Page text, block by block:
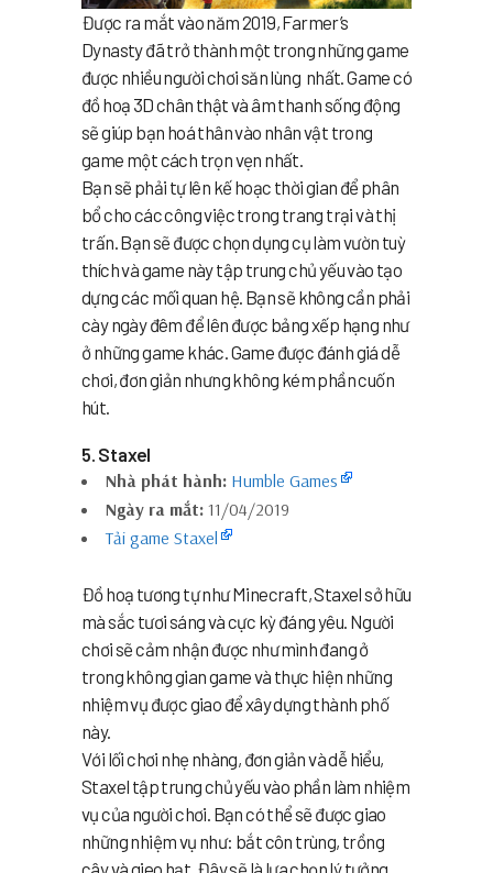
Được ra mắt vào năm 2019, Farmer’s
Dynasty đã trở thành một trong những game
được nhiều người chơi săn lùng nhất. Game có
đồ hoạ 3D chân thật và âm thanh sống động
sẽ giúp bạn hoá thân vào nhân vật trong
game một cách trọn vẹn nhất.
Bạn sẽ phải tự lên kế hoạc thời gian để phân
bổ cho các công việc trong trang trại và thị
trấn. Bạn sẽ được chọn dụng cụ làm vườn tuỳ
thích và game này tập trung chủ yếu vào tạo
dựng các mối quan hệ. Bạn sẽ không cần phải
cày ngày đêm để lên được bảng xếp hạng như
ở những game khác. Game được đánh giá dễ
chơi, đơn giản nhưng không kém phần cuốn
hút.
5. Staxel
Nhà phát hành: Humble Games
Ngày ra mắt: 11/04/2019
Tải game Staxel
Đồ hoạ tương tự như Minecraft, Staxel sở hữu
mà sắc tươi sáng và cực kỳ đáng yêu. Người
chơi sẽ cảm nhận được như mình đang ở
trong không gian game và thực hiện những
nhiệm vụ được giao để xây dựng thành phố
này.
Với lối chơi nhẹ nhàng, đơn giản và dễ hiểu,
Staxel tập trung chủ yếu vào phần làm nhiệm
vụ của người chơi. Bạn có thể sẽ được giao
những nhiệm vụ như: bắt côn trùng, trồng
cây và gieo hạt. Đây sẽ là lựa chọn lý tưởng